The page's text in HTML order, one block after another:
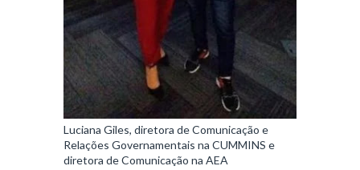
Luciana Giles, diretora de Comunicação e
Relações Governamentais na CUMMINS e
diretora de Comunicação na AEA